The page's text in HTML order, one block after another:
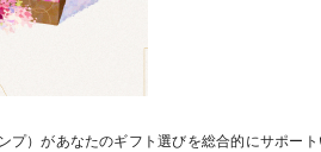
プ）があなたのギフト選びを総合的にサポー